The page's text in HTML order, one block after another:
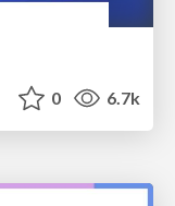
0 6.7k